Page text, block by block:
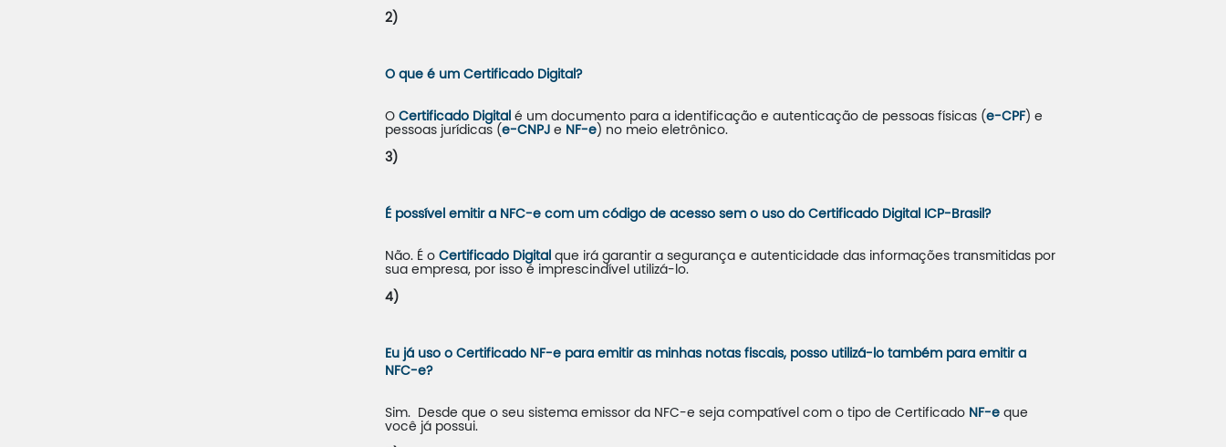
2)
O que é um Certificado Digital ?
O Certificado Digital é um documento para a identificação e autenticação de pessoas físicas (e-CPF) e
pessoas jurídicas (e-CNPJ e NF-e) no meio eletrônico.
3)
É possível emitir a NFC-e com um código de acesso sem o uso do Certificado Digital ICP-Brasil?
Não. É o Certificado Digital que irá garantir a segurança e autenticidade das informações transmitidas por
sua empresa, por isso é imprescindível utilizá-lo.
4)
Eu já uso o Certificado NF-e para emitir as minhas notas fiscais, posso utilizá-lo também para emitir a
NFC-e?
Sim. Desde que o seu sistema emissor da NFC-e seja compatível com o tipo de Certificado NF-e que
você já possui.